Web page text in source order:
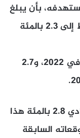
الذي يستهدفه، بأن يبلغ
4.1 بالمئة هذا العام، وأن يتراجع فقط إلى 2.3 بالمئة
كما توقع أن يبلغ التضخم 4.3 بالمئة في 2022، و2.7
وقال إنه يتوقع أن يبلغ النمو الاقتصادي 2.8 بالمئة هذا
السابقة